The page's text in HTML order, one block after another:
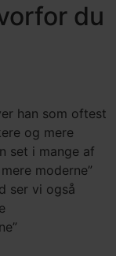
du
han som oftest
og mere
set i mange af
moderne”
ser vi også